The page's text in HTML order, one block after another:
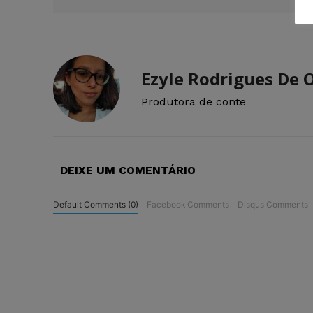
Ezyle Rodrigues De
Produtora de conte
DEIXE UM COMENTÁRIO
Default Comments (0) Facebook Comments Disqus Comments